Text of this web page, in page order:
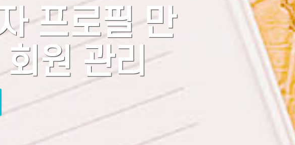
프로필 만
원 관리